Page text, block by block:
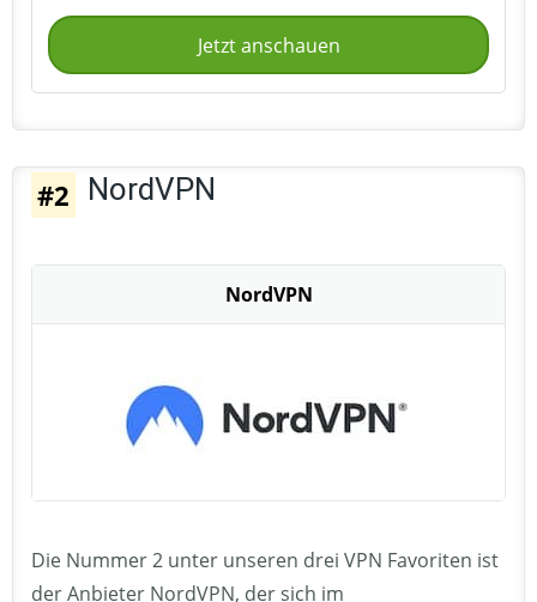
Jetzt anschauen
#2 NordVPN
NordVPN
Die Nummer 2 unter unseren drei VPN Favoriten ist
der Anbieter NordVPN, der sich im